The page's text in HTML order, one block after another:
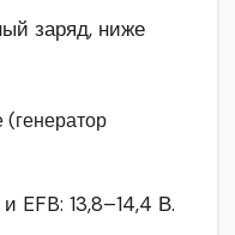
заряд, ниже
EFB: 13,8–14,4 В.